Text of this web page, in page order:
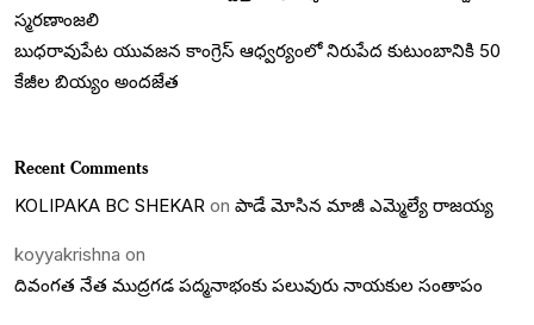
స్మరణాంజలి
బుధరావుపేట యువజన కాంగ్రెస్ ఆధ్వర్యంలో నిరుపేద కుటుంబానికి 50
కేజీల బియ్యం అందజేత
Recent Comments
KOLIPAKA BC SHEKAR on పాడే మోసిన మాజీ ఎమ్మెల్యే రాజయ్య
koyyakrishna on
దివంగత నేత ముద్రగడ పద్మనాభంకు పలువురు నాయకుల సంతాపం